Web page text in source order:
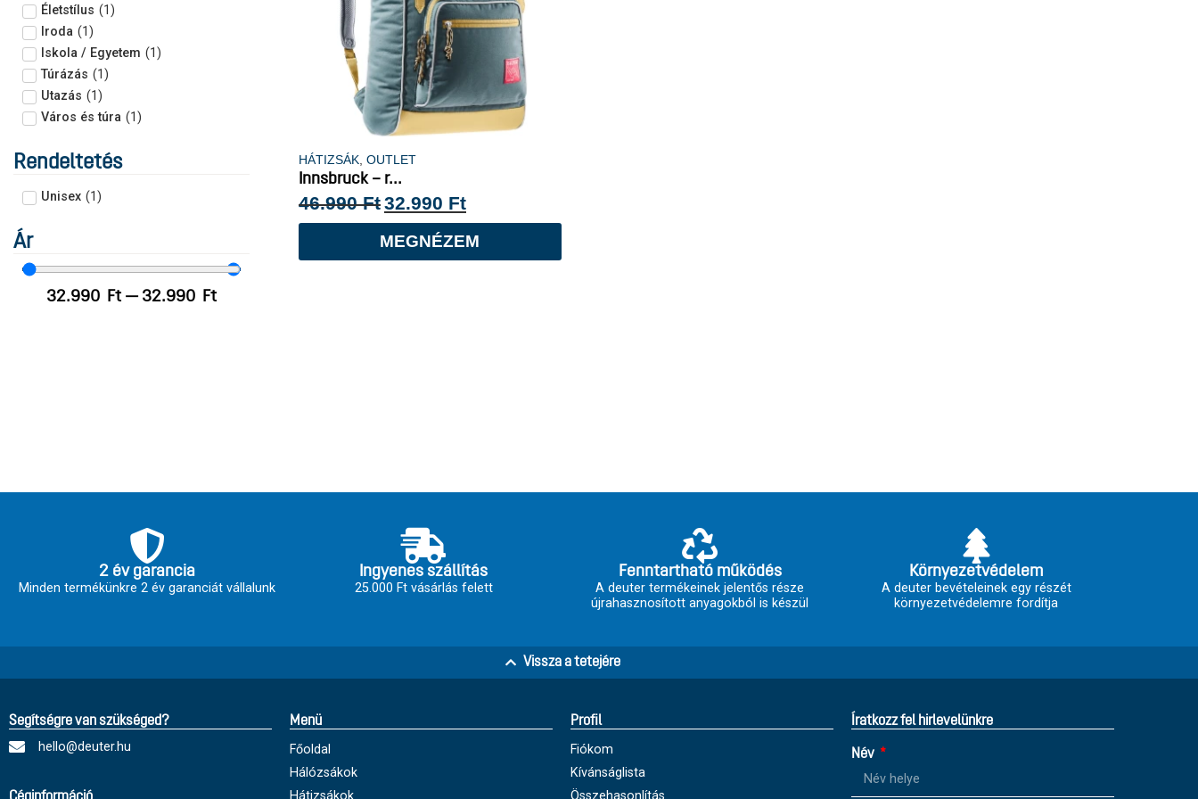
Életstílus (1)
Iroda (1)
Iskola / Egyetem (1)
Túrázás (1)
Utazás (1)
Város és túra (1)
Rendeltetés
Unisex (1)
Ár
32.990 Ft — 32.990 Ft
HÁTIZSÁK, OUTLET
Innsbruck – r...
46.990Ft32.990 Ft
MEGNÉZEM
2 év garancia
Minden termékünkre 2 év garanciát vállalunk
Ingyenes szállítás
25.000 Ft vásárlás felett
Fenntartható működés
A deuter termékeinek jelentős része
újrahasznosított anyagokból is készül
Környezetvédelem
A deuter bevételeinek egy részét
környezetvédelemre fordítja
Vissza a tetejére
Segítségre van szükséged?
hello@deuter.hu
Menü
Főoldal
Hálózsákok
Profil
Fiókom
Kívánságlista
Íratkozz fel hirlevelünkre
Név